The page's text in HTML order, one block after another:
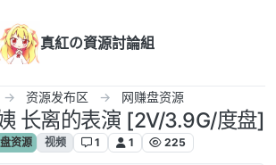
真紅の資源討論組
资源发布区 网赚盘资源
长离的表演 [2V/3.9G/度盘]
资源 视频 1 1 225